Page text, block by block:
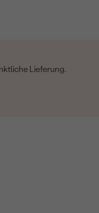
Lieferung.